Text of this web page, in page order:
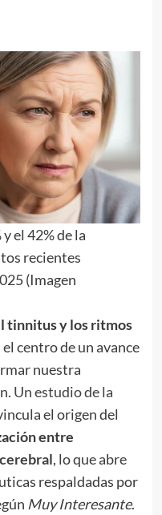
el 42% de la
recientes
(Imagen
tinnitus y los ritmos
centro de un avance
nuestra
Un estudio de la
el origen del
entre
, lo que abre
respaldadas por
Muy Interesante.